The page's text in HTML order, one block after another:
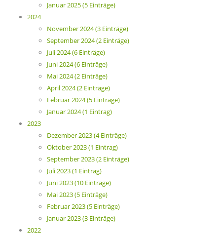
Januar 2025 (5 Einträge)
2024
November 2024 (3 Einträge)
September 2024 (2 Einträge)
Juli 2024 (6 Einträge)
Juni 2024 (6 Einträge)
Mai 2024 (2 Einträge)
April 2024 (2 Einträge)
Februar 2024 (5 Einträge)
Januar 2024 (1 Eintrag)
2023
Dezember 2023 (4 Einträge)
Oktober 2023 (1 Eintrag)
September 2023 (2 Einträge)
Juli 2023 (1 Eintrag)
Juni 2023 (10 Einträge)
Mai 2023 (5 Einträge)
Februar 2023 (5 Einträge)
Januar 2023 (3 Einträge)
2022